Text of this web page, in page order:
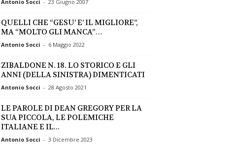
Antonio Socci - 23 Giugno 2007
QUELLI CHE “GESU’ E’ IL MIGLIORE”,
MA “MOLTO GLI MANCA”…
Antonio Socci - 6 Maggio 2022
ZIBALDONE N. 18. LO STORICO E GLI
ANNI (DELLA SINISTRA) DIMENTICATI
Antonio Socci - 28 Agosto 2021
LE PAROLE DI DEAN GREGORY PER LA
SUA PICCOLA, LE POLEMICHE
ITALIANE E IL...
Antonio Socci - 3 Dicembre 2023